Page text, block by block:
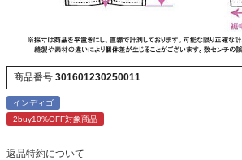
商品番号 301601230250011
インディゴ
2buy10%OFF対象商品
返品特約について